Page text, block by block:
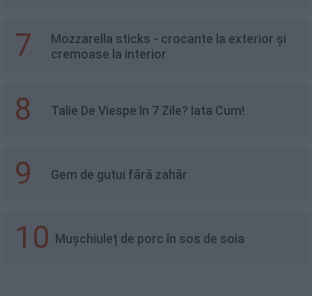
7
Mozzarella sticks - crocante la exterior și
cremoase la interior
8 Talie De Viespe In 7 Zile? Iata Cum!
9 Gem de gutui fără zahăr
10 Mușchiuleț de porc în sos de soia